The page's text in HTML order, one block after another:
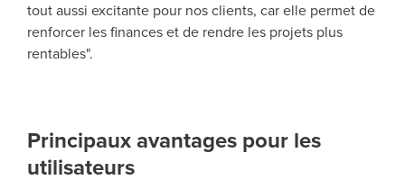
tout aussi excitante pour nos clients, car elle permet de
renforcer les finances et de rendre les projets plus
rentables".
Principaux avantages pour les
utilisateurs